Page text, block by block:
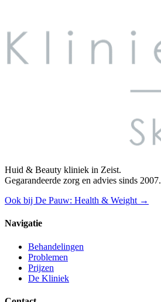
Huid & Beauty kliniek in Zeist.
Gegarandeerde zorg en advies sinds 2007.
Ook bij De Pauw: Health & Weight →
Navigatie
Behandelingen
Problemen
Prijzen
De Kliniek